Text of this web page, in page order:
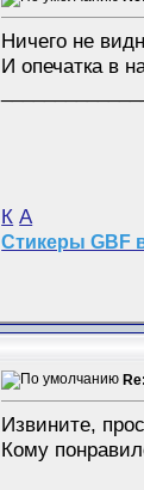
Ничего не
И опечатка в
К А
Стикеры GBF
Извините,
Кому